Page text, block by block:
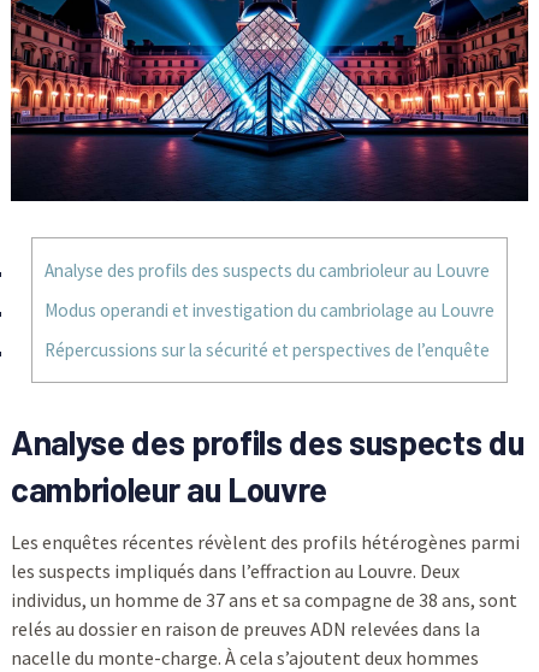
Analyse des profils des suspects du cambrioleur au Louvre
Modus operandi et investigation du cambriolage au Louvre
Répercussions sur la sécurité et perspectives de l’enquête
Analyse des profils des suspects du
cambrioleur au Louvre
Les enquêtes récentes révèlent des profils hétérogènes parmi
les suspects impliqués dans l’effraction au Louvre. Deux
individus, un homme de 37 ans et sa compagne de 38 ans, sont
relés au dossier en raison de preuves ADN relevées dans la
nacelle du monte-charge. À cela s’ajoutent deux hommes